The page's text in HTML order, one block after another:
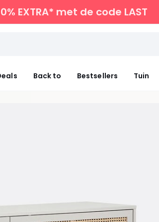
EXTRA* met de code LAST
Back to Bestsellers Tuin